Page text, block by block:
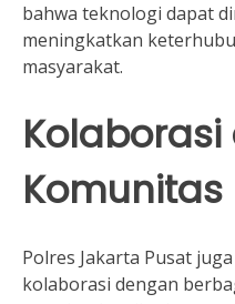
bahwa teknologi dapat
meningkatkan
masyarakat.
Komunitas
Polres Jakarta Pusat
kolaborasi dengan